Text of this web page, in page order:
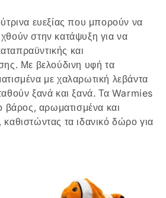
ευεξίας που μπορούν να
στην κατάψυξη για να
και
Με βελούδινη υφή τα
με χαλαρωτική λεβάντα
ξανά και ξανά. Τα Warmies
βάρος, αρωματισμένα και
τα ιδανικό δώρο για